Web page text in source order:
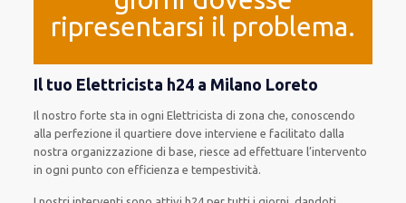
ripresentarsi il problema.
Il tuo Elettricista h24 a Milano Loreto
Il nostro forte sta in ogni Elettricista di zona che, conoscendo
alla perfezione il quartiere dove interviene efacilitato dalla
nostra organizzazione di base, riesce ad effettuare l’intervento
in ogni punto con efficienza e tempestività.